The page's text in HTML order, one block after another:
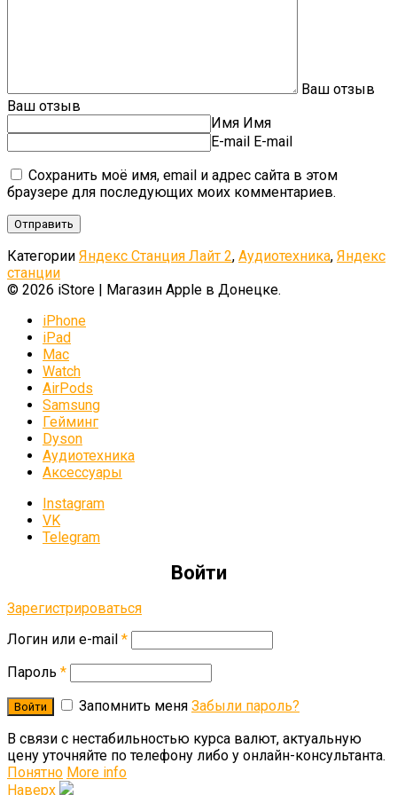
Ваш отзыв
Ваш отзыв
Имя Имя
E-mail E-mail
Сохранить моё имя, email и адрес сайта в этом
браузере для последующих моих комментариев.
Категории Яндекс Станция Лайт 2, Аудиотехника, Яндекс
станции
© 2026 iStore | Магазин Apple в Донецке.
iPhone
iPad
Mac
Watch
AirPods
Samsung
Гейминг
Dyson
Аудиотехника
Аксессуары
Instagram
VK
Telegram
Войти
Зарегистрироваться
Логин или e-mail *
Пароль *
Запомнить меня Забыли пароль?
В связи c нестабильностью курса валют, актуальную
цену уточняйте по телефону либо у онлайн-консультанта.
Понятно More info
Наверх